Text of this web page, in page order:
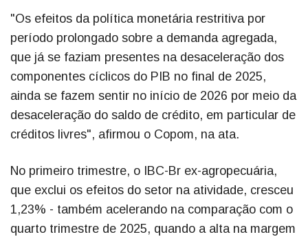
"Os efeitos da política monetária restritiva por
período prolongado sobre a demanda agregada,
que já se faziam presentes na desaceleração dos
componentes cíclicos do PIB no final de 2025,
ainda se fazem sentir no início de 2026 por meio da
desaceleração do saldo de crédito, em particular de
créditos livres", afirmou o Copom, na ata.
No primeiro trimestre, o IBC-Br ex-agropecuária,
que exclui os efeitos do setor na atividade, cresceu
1,23% - também acelerando na comparação com o
quarto trimestre de 2025, quando a alta na margem